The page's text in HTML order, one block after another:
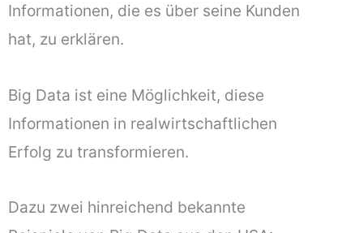
Informationen, die es über seine Kunden
hat, zu erklären.
Big Data ist eine Möglichkeit, diese
Informationen in realwirtschaftlichen
Erfolg zu transformieren.
Dazu zwei hinreichend bekannte